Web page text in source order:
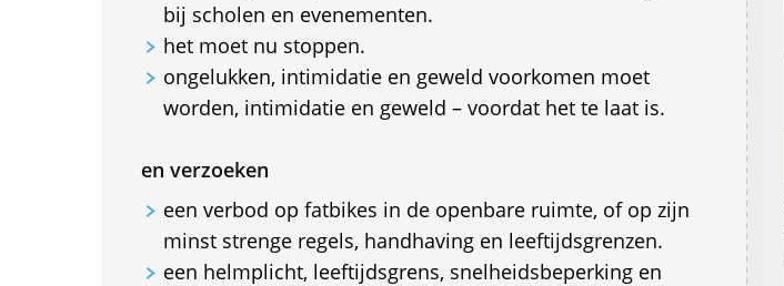
bij scholen en evenementen.
het moet nu stoppen.
ongelukken, intimidatie en geweld voorkomen moet
worden, intimidatie en geweld – voordat het te laat is.
en verzoeken
een verbod op fatbikes in de openbare ruimte, of op zijn
minst strenge regels, handhaving en leeftijdsgrenzen.
een helmplicht, leeftijdsgrens, snelheidsbeperking en